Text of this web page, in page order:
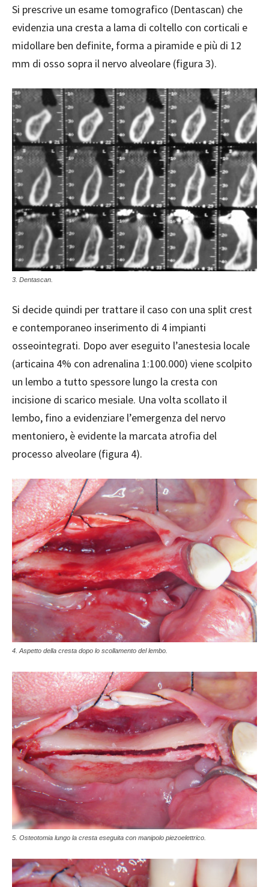
Si prescrive un esame tomografico (Dentascan) che
evidenzia una cresta a lama di coltello con corticali e
midollare ben definite, forma a piramide e più di 12
mm di osso sopra il nervo alveolare (figura 3).
3. Dentascan.
Si decide quindi per trattare il caso con una split crest
e contemporaneo inserimento di 4 impianti
osseointegrati. Dopo aver eseguito l’anestesia locale
(articaina 4% con adrenalina 1:100.000) viene scolpito
un lembo a tutto spessore lungo la cresta con
incisione di scarico mesiale. Una volta scollato il
lembo, fino a evidenziare l’emergenza del nervo
mentoniero, è evidente la marcata atrofia del
processo alveolare (figura 4).
4. Aspetto della cresta dopo lo scollamento del lembo.
5. Osteotomia lungo la cresta eseguita con manipolo piezoelettrico.